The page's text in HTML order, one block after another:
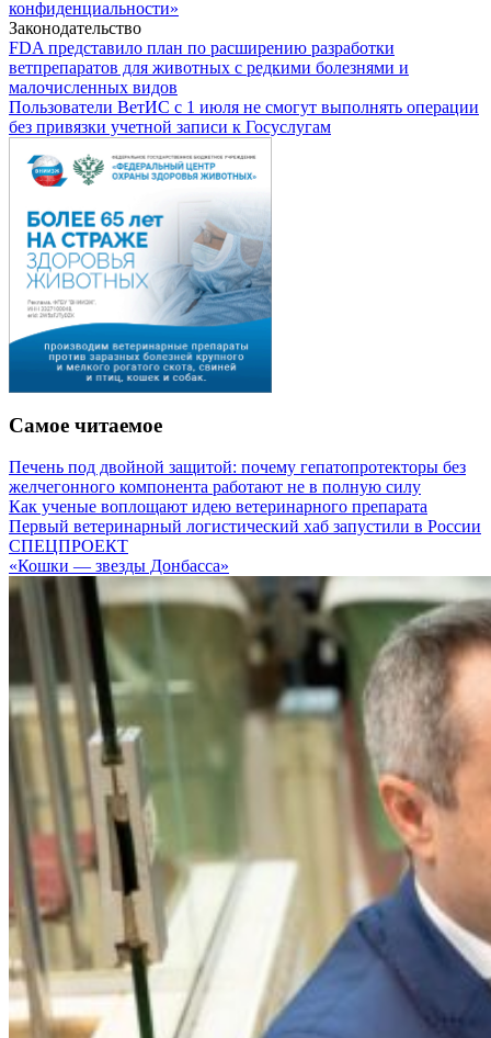
конфиденциальности»
Законодательство
FDA представило план по расширению разработки
ветпрепаратов для животных с редкими болезнями и
малочисленных видов
Пользователи ВетИС с 1 июля не смогут выполнять операции
без привязки учетной записи к Госуслугам
Самое читаемое
Печень под двойной защитой: почему гепатопротекторы без
желчегонного компонента работают не в полную силу
Как ученые воплощают идею ветеринарного препарата
Первый ветеринарный логистический хаб запустили в России
СПЕЦПРОЕКТ
«Кошки — звезды Донбасса»